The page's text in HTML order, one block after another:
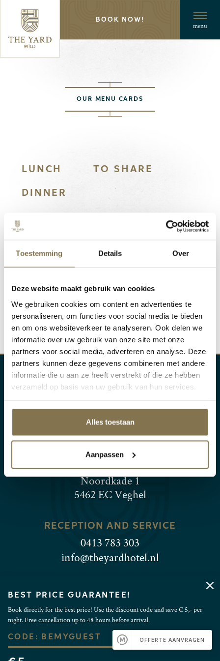
Toestemming Details Over
Deze website maakt gebruik van cookies
We gebruiken cookies om content en advertenties te
personaliseren, om functies voor social media te bieden
en om ons websiteverkeer te analyseren. Ook delen we
informatie over uw gebruik van onze site met onze
partners voor social media, adverteren en analyse. Deze
partners kunnen deze gegevens combineren met andere
informatie die u aan ze heeft verstrekt of die ze hebben
verzameld op basis van uw gebruik van hun services.
Alles toestaan
Aanpassen
BOOK NOW!
menu
OUR MENU CARDS
LUNCH TO SHARE
DINNER
READ ALL EXPERIENCES
THE YARD ZUIDKADE
Zuidkade 3
5462 CD Veghel
THE YARD NOORDKADE
Noordkade 1
5462 EC Veghel
RECEPTION AND SERVICE
0413 783 303
info@theyardhotel.nl
COOKIE PREFERENCES
© 2026 THE YARD HOTELS
FACEBOOK INSTAGRAM
BEST PRICE GUARANTEE!
Book directly for the best price! Use the discount code and save € 5,- per
night. Free cancellation up to 48 hours before arrival.
CODE: BEMYGUEST